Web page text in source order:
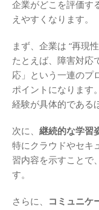
企業がどこを評価す
えやすくなります。
まず、企業は “再現
たとえば、障害対
応」という一連のプ
ポイントになります。
経験が具体的である
次に、 継続的な学習
特にクラウドやセキ
習内容を示すことで
す。
さらに、 コミュニケ